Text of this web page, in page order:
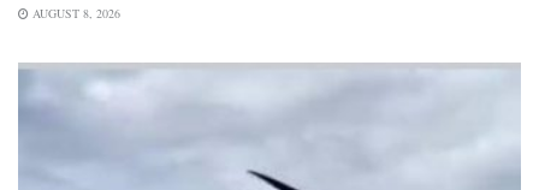
AUGUST 8, 2026